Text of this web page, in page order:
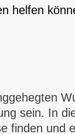
helfen
sein. In
finden und